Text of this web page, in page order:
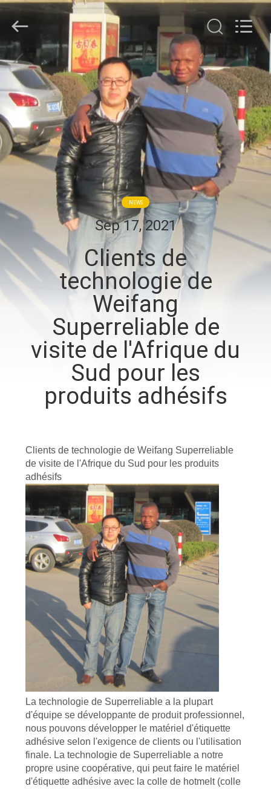
MAISON
PRODUITS
VIDÉOS
SUJET
DE
NOUS
VISITE
D'USINE
CONTRÔLE
NOUVELLES
DEMANDEZ
UNE
CITATION
PLAN
POLICY
WEIFANG
TECHNOLOGY
CO,LTD.
Rights
Reserved.
NEWS
Sep 17, 2021
Clients de
technologie de
Weifang
Superreliable de
visite de l'Afrique du
Sud pour les
produits adhésifs
Clients de technologie de Weifang Superreliable
de visite de l'Afrique du Sud pour les produits
adhésifs
La technologie de Superreliable a la plupart
d'équipe se développante de produit professionnel,
nous pouvons développer le matériel d'étiquette
adhésive selon l'exigence de clients ou l'utilisation
finale. La technologie de Superreliable a notre
propre usine coopérative, qui peut faire le matériel
d'étiquette adhésive avec la colle de hotmelt (colle